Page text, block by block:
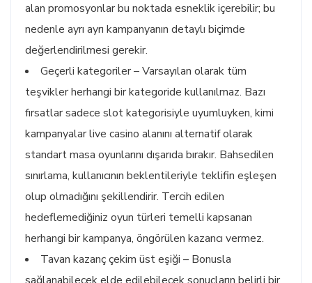
alan promosyonlar bu noktada esneklik içerebilir; bu
nedenle ayrı ayrı kampanyanın detaylı biçimde
değerlendirilmesi gerekir.
Geçerli kategoriler – Varsayılan olarak tüm
teşvikler herhangi bir kategoride kullanılmaz. Bazı
fırsatlar sadece slot kategorisiyle uyumluyken, kimi
kampanyalar live casino alanını alternatif olarak
standart masa oyunlarını dışarıda bırakır. Bahsedilen
sınırlama, kullanıcının beklentileriyle teklifin eşleşen
olup olmadığını şekillendirir. Tercih edilen
hedeflemediğiniz oyun türleri temelli kapsanan
herhangi bir kampanya, öngörülen kazancı vermez.
Tavan kazanç çekim üst eşiği – Bonusla